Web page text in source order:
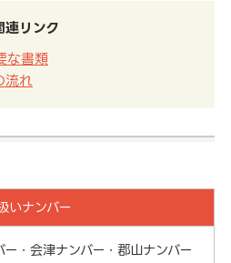
連リンク
な書類
流れ
いナンバー
・会津ナンバー・郡山ナンバー